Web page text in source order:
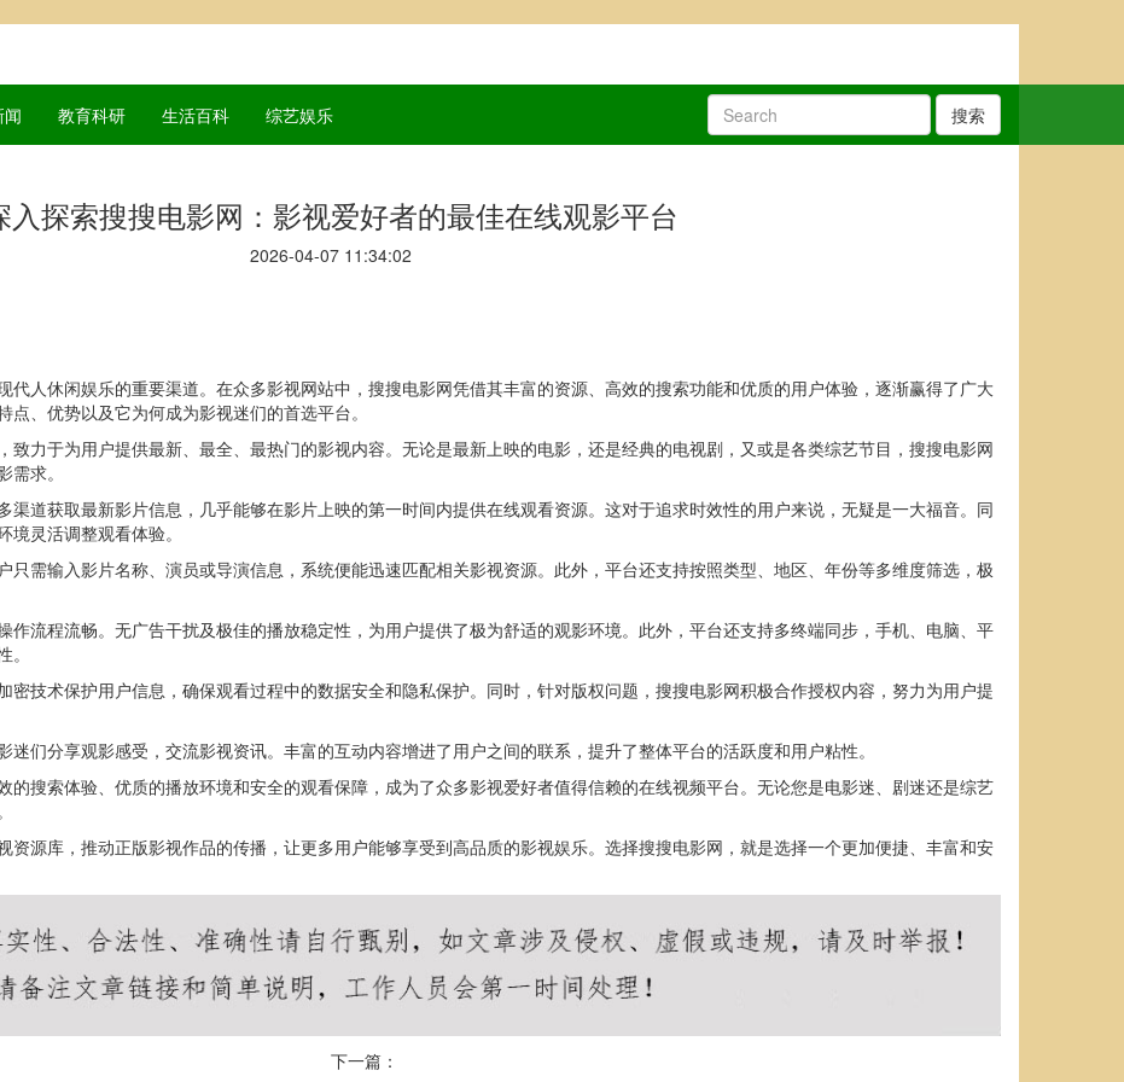
教育科研 生活百科 综艺娱乐 搜索
入探索搜搜电影网：影视爱好者的最佳在线观影平台
2026-04-07 11:34:02
人休闲娱乐的重要渠道。在众多影视网站中，搜搜电影网凭借其丰富的资源、高效的搜索功能和优质的用户体验，逐渐赢得了广大
、优势以及它为何成为影视迷们的首选平台。
力于为用户提供最新、最全、最热门的影视内容。无论是最新上映的电影，还是经典的电视剧，又或是各类综艺节目，搜搜电影网
求。
道获取最新影片信息，几乎能够在影片上映的第一时间内提供在线观看资源。这对于追求时效性的用户来说，无疑是一大福音。同
灵活调整观看体验。
需输入影片名称、演员或导演信息，系统便能迅速匹配相关影视资源。此外，平台还支持按照类型、地区、年份等多维度筛选，极
作流程流畅。无广告干扰及极佳的播放稳定性，为用户提供了极为舒适的观影环境。此外，平台还支持多终端同步，手机、电脑、平
技术保护用户信息，确保观看过程中的数据安全和隐私保护。同时，针对版权问题，搜搜电影网积极合作授权内容，努力为用户提
们分享观影感受，交流影视资讯。丰富的互动内容增进了用户之间的联系，提升了整体平台的活跃度和用户粘性。
搜索体验、优质的播放环境和安全的观看保障，成为了众多影视爱好者值得信赖的在线视频平台。无论您是电影迷、剧迷还是综艺
源库，推动正版影视作品的传播，让更多用户能够享受到高品质的影视娱乐。选择搜搜电影网，就是选择一个更加便捷、丰富和安
下一篇：